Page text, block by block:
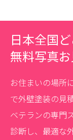
日本全国
無料写真
お住まいの場所
で外壁塗装の見
ベテランの専門
診断し、最適な